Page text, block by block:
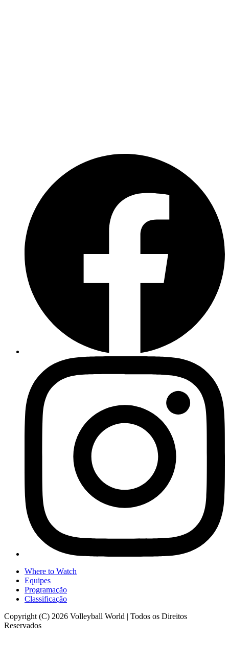
Where to Watch
Equipes
Programação
Classificação
Copyright (C) 2026 Volleyball World | Todos os Direitos
Reservados